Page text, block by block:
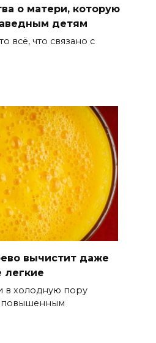
о матери, которую
детям
всё, что связано с
вычистит даже
легкие
в холодную пору
повышенным